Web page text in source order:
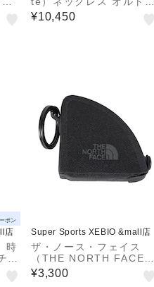
BARA37 (ブラック×シル
バー) ALT 磁気ネックレ
¥10,450
ポン
店
時
Super Sports XEBIO &mall店
ザ・ノース・フェイス
（THE NORTH FACE）
小銭入れ ランブルコイン
ウォレット 黒 NN32510
¥3,300